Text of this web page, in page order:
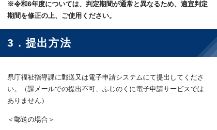
※令和6年度については、判定期間が通常と異なるため、適宜判定
期間を修正の上、ご使用ください。
3．提出方法
県庁福祉指導課に郵送又は電子申請システムにて提出してくださ
い。（課メールでの提出不可、ふじのくに電子申請サービスでは
ありません）
＜郵送の場合＞